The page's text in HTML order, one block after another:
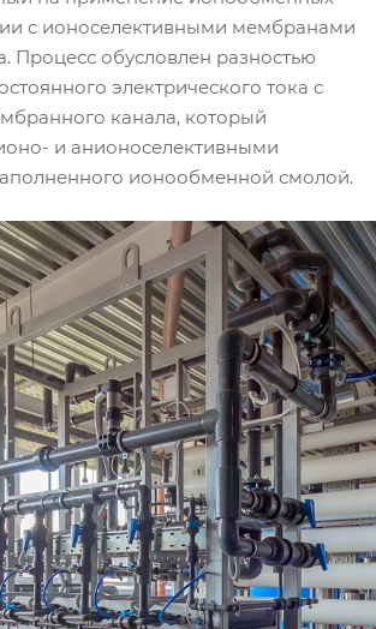
с ионоселективными мембранами
Процесс обусловлен разностью
электрического тока с
канала, который
и анионоселективными
ионообменной смолой.